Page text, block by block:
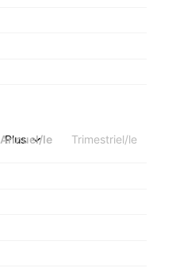
Annuel/le Trimestriel/le
Plus